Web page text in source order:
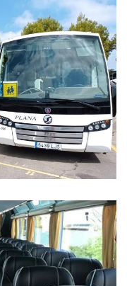
Infantil,
Post-
De
De